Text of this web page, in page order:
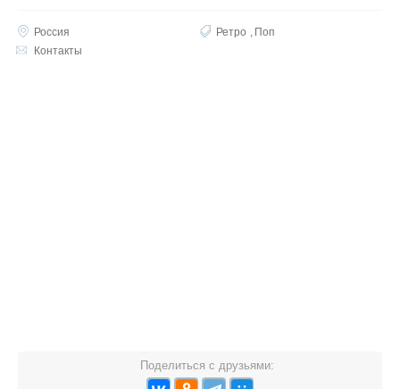
Россия Ретро
Поп
Контакты
Поделиться с друзьями: